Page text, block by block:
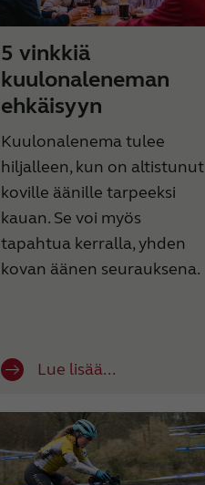
5 vinkkiä
kuulonaleneman
ehkäisyyn
Kuulonalenema tulee
hiljalleen, kun on altistunut
koville äänille tarpeeksi
kauan. Se voi myös
tapahtua kerralla, yhden
kovan äänen seurauksena.
Lue lisää...